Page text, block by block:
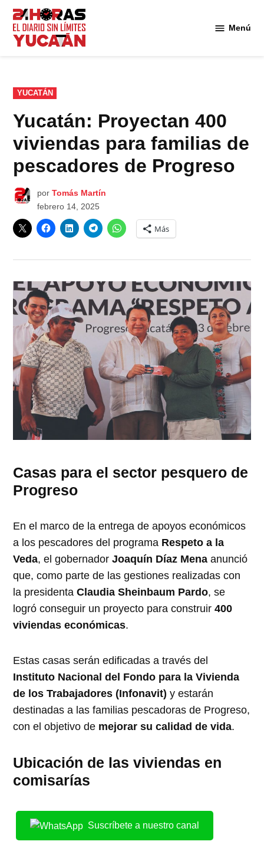
Saltar
contenido
Menú
PUBLICADO
EN
YUCATÁN
Yucatán: Proyectan 400
viviendas para familias de
pescadores de Progreso
por Tomás Martín
febrero 14, 2025
Más
Casas para el sector pesquero de
Progreso
En el marco de la entrega de apoyos económicos
a los pescadores del programa Respeto a la
Veda, el gobernadorJoaquín Díaz Mena anunció
que, como parte de las gestiones realizadas con
la presidentaClaudia Sheinbaum Pardo, se
logró conseguir un proyecto para construir400
viviendas económicas.
Estas casas serán edificadas a través del
Instituto Nacional del Fondo para la Vivienda
de los Trabajadores (Infonavit) y estarán
destinadas a las familias pescadoras de Progreso,
con el objetivo de mejorar su calidad de vida.
Ubicación de las viviendas en
comisarías
Suscríbete a nuestro canal